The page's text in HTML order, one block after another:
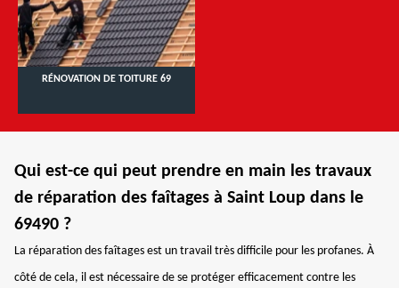
RÉNOVATION DE TOITURE 69
Qui est-ce qui peut prendre en main les travaux
de réparation des faîtages à Saint Loup dans le
69490 ?
La réparation des faîtages est un travail très difficile pour les profanes. À
côté de cela, il est nécessaire de se protéger efficacement contre les